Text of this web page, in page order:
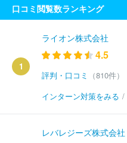
口コミ閲覧数ランキング
1
ライオン株式会社
4.5
評判・口コミ
（810件）
インターン対策をみる /
レバレジーズ株式会社